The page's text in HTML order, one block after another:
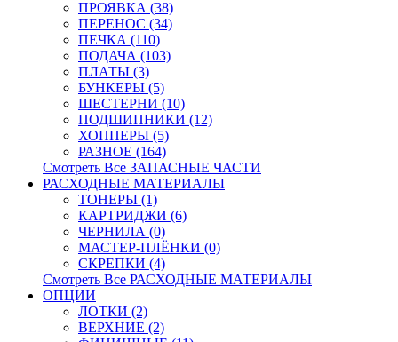
ПРОЯВКА (38)
ПЕРЕНОС (34)
ПЕЧКА (110)
ПОДАЧА (103)
ПЛАТЫ (3)
БУНКЕРЫ (5)
ШЕСТЕРНИ (10)
ПОДШИПНИКИ (12)
ХОППЕРЫ (5)
РАЗНОЕ (164)
Смотреть Все ЗАПАСНЫЕ ЧАСТИ
РАСХОДНЫЕ МАТЕРИАЛЫ
ТОНЕРЫ (1)
КАРТРИДЖИ (6)
ЧЕРНИЛА (0)
МАСТЕР-ПЛЁНКИ (0)
СКРЕПКИ (4)
Смотреть Все РАСХОДНЫЕ МАТЕРИАЛЫ
ОПЦИИ
ЛОТКИ (2)
ВЕРХНИЕ (2)